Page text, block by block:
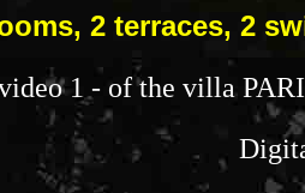
2 terraces, 2
1 - of the villa